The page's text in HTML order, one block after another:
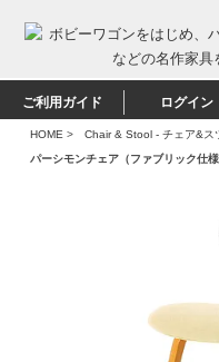
ご利用ガイド ログイン
HOME > Chair & Stool - チェア&ス
パーシモンチェア（ファブリック仕様